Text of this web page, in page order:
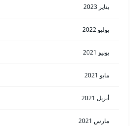
يناير 2023
يوليو 2022
يونيو 2021
مايو 2021
أبريل 2021
مارس 2021